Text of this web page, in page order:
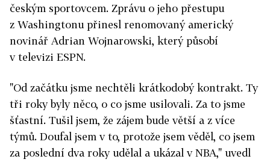
českým sportovcem. Zprávu o jeho přestupu
z Washingtonu přinesl renomovaný americký
novinář Adrian Wojnarowski, který působí
v televizi ESPN.
"Od začátku jsme nechtěli krátkodobý kontrakt. Ty
tři roky byly něco, o co jsme usilovali. Za to jsme
šťastní. Tušil jsem, že zájem bude větší a z více
týmů. Doufal jsem v to, protože jsem věděl, co jsem
za poslední dva roky udělal a ukázal v NBA," uvedl